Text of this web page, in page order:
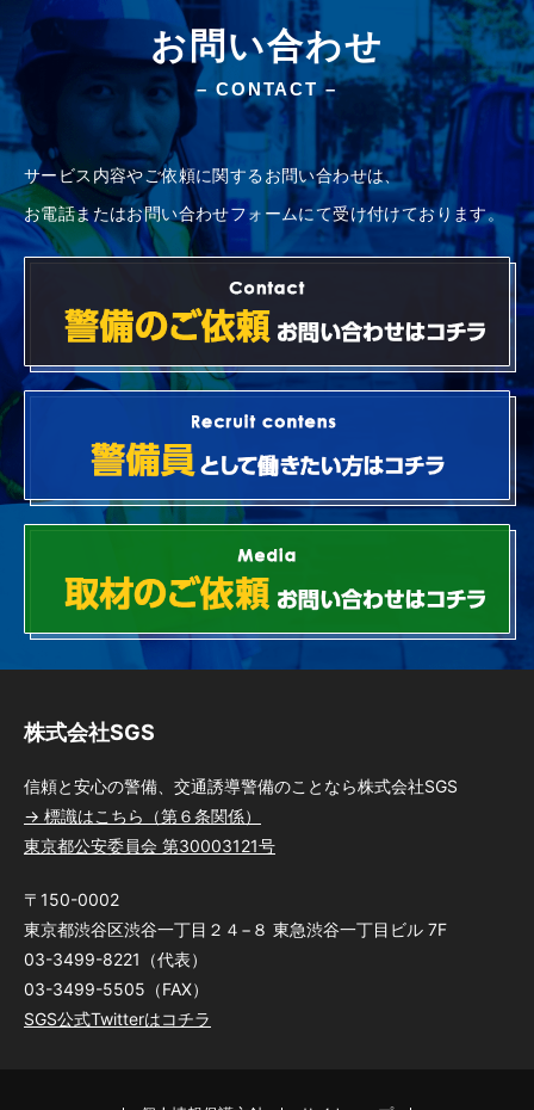
さらに！もし勤務地が高輪営業所の場合はさらに上記の日
給に
1勤務800円が加わります。
例：高輪営業所 （新人、資格無し、夜勤）
1勤務：15,600円
（有資格者は＋300円）
月収（26日勤務）405,600円（残業したらさらにUP）
＊裏話：
特定現場だけ日給が800円高いのは、実は資格が無
い人も募集していますが、でも、警備経験者（経験
6か月以上）を募集しているからです。
全額支給
東京都、神奈川県、埼玉県、千葉県、山梨県内に多数現場
【日勤】8：00～17：00（実働8時間、休憩1時間）
【夜勤】20：00～翌5：00（実働8時間、休憩1時間）
ご希望により、日勤、夜勤のいずれかを選んでいただきま
す。
現場により勤務時間は前後する場合があります。
休日
事前の自己申告によるシフト制なので、自分のスケジュー
ルに合わせての勤務可
各種手当
お問い合わせ
– CONTACT –
サービス内容やご依頼に関するお問い合わせは、
お電話またはお問い合わせフォームにて受け付けております。
株式会社SGS
信頼と安心の警備、交通誘導警備のことなら株式会社SGS
→ 標識はこちら（第６条関係）
東京都公安委員会 第30003121号
〒150-0002
東京都渋谷区渋谷一丁目２４−８ 東急渋谷一丁目ビル 7F
03-3499-8221（代表）
03-3499-5505（FAX）
SGS公式Twitterはコチラ